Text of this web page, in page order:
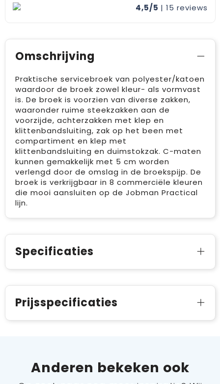
4,5/5 | 15 reviews
Omschrijving
Praktische servicebroek van polyester/katoen
waardoor de broek zowel kleur- als vormvast
is. De broek is voorzien van diverse zakken,
waaronder ruime steekzakken aan de
voorzijde, achterzakken met klep en
klittenbandsluiting, zak op het been met
compartiment en klep met
klittenbandsluiting en duimstokzak. C-maten
kunnen gemakkelijk met 5 cm worden
verlengd door de omslag in de broekspijp. De
broek is verkrijgbaar in 8 commerciële kleuren
die mooi aansluiten op de Jobman Practical
lijn.
Specificaties
Prijsspecificaties
Anderen bekeken ook